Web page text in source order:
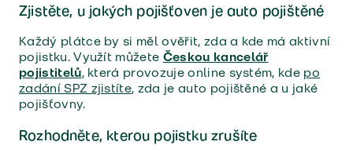
Zjistěte, u jakých pojišťoven je auto pojištěné
Každý plátce by si měl ověřit, zda a kde má aktivní
pojistku. Využít můžete Českou kancelář
pojistitelů, která provozuje online systém, kde po
zadání SPZ zjistíte, zda je auto pojištěné a u jaké
pojišťovny.
Rozhodněte, kterou pojistku zrušíte